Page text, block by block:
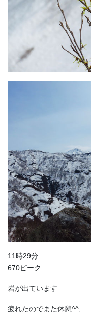
11時29分
670ピーク
岩が出ています
疲れたのでまた休憩^^;